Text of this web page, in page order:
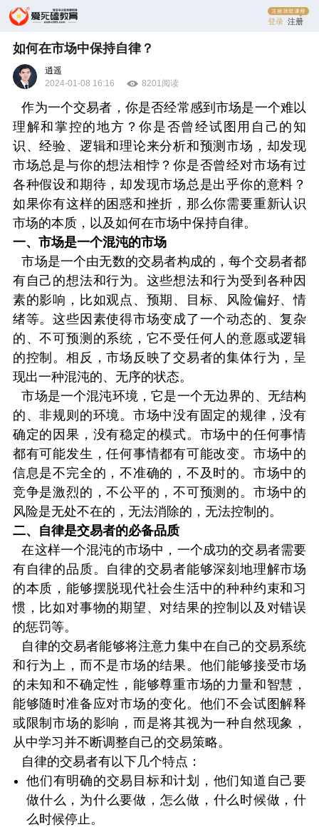
登录 注册
如何在市场中保持自律？
逍遥
2024-01-08 16:16
8201阅读
作为一个交易者，你是否经常感到市场是一个难以
理解和掌控的地方？你是否曾经试图用自己的知
识、经验、逻辑和理论来分析和预测市场，却发现
市场总是与你的想法相悖？你是否曾经对市场有过
各种假设和期待，却发现市场总是出乎你的意料？
如果你有这样的困惑和挫折，那么你需要重新认识
市场的本质，以及如何在市场中保持自律。
一、市场是一个混沌的市场
市场是一个由无数的交易者构成的，每个交易者都
有自己的想法和行为。这些想法和行为受到各种因
素的影响，比如观点、预期、目标、风险偏好、情
绪等。这些因素使得市场变成了一个动态的、复杂
的、不可预测的系统，它不受任何人的意愿或逻辑
的控制。相反，市场反映了交易者的集体行为，呈
现出一种混沌的、无序的状态。
市场是一个混沌环境，它是一个无边界的、无结构
的、非规则的环境。市场中没有固定的规律，没有
确定的因果，没有稳定的模式。市场中的任何事情
都有可能发生，任何事情都有可能改变。市场中的
信息是不完全的，不准确的，不及时的。市场中的
竞争是激烈的，不公平的，不可预测的。市场中的
风险是无处不在的，无法消除的，无法控制的。
二、自律是交易者的必备品质
在这样一个混沌的市场中，一个成功的交易者需要
有自律的品质。自律的交易者能够深刻地理解市场
的本质，能够摆脱现代社会生活中的种种约束和习
惯，比如对事物的期望、对结果的控制以及对错误
的惩罚等。
自律的交易者能够将注意力集中在自己的交易系统
和行为上，而不是市场的结果。他们能够接受市场
的未知和不确定性，能够尊重市场的力量和智慧，
能够随时准备应对市场的变化。他们不会试图解释
或限制市场的影响，而是将其视为一种自然现象，
从中学习并不断调整自己的交易策略。
自律的交易者有以下几个特点：
他们有明确的交易目标和计划，他们知道自己要
做什么，为什么要做，怎么做，什么时候做，什
么时候停止。